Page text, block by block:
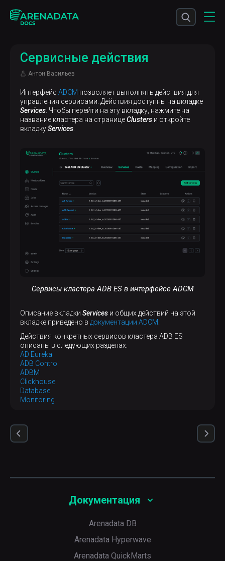
Сервисные действия
Антон Васильев
Интерфейс ADCM позволяет выполнять действия для
управления сервисами. Действия доступны на вкладке
Services . Чтобы перейти на эту вкладку, нажмите на
название кластера на страницеClusters и откройте
вкладкуServices
Сервисы кластера ADB ES в интерфейсе ADCM
Описание вкладки Services и общих действий на этой
вкладке приведено в документации ADCM
Действия конкретных сервисов кластера ADB ES
описаны в следующих разделах:
AD Eureka
ADB Control
ADBM
Clickhouse
Database
Monitoring
Документация
Arenadata DB
Arenadata Hyperwave
Arenadata QuickMarts